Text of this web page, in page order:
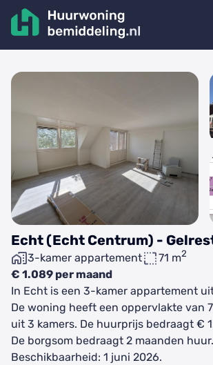
Echt (Echt Centrum) -
3-kamer appartement 71 m2
€ 1.089 per maand
In Echt is een 3-kamer appartement
De woning heeft een oppervlakte van
uit 3 kamers. De huurprijs bedraagt €
De borgsom bedraagt 2 maanden huur.
Beschikbaarheid: 1 juni 2026.